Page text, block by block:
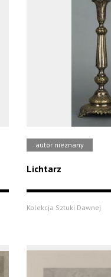
autor nieznany
Lichtarz
Kolekcja Sztuki Dawnej